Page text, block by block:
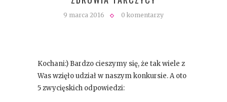
9 marca 2016 0 komentarzy
Kochani:) Bardzo cieszymy się, że tak wiele z
Was wzięło udział w naszym konkursie. A oto
5 zwycięskich odpowiedzi: